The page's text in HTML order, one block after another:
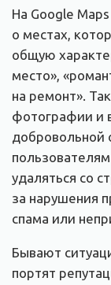
На Google
о местах,
общую
место»,
на ремонт».
фотографии и
добровольной
удаляться со
за нарушения
спама или
Бывают
портят